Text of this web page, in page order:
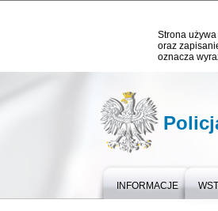
Strona
oraz
oznacza
INFORMACJE